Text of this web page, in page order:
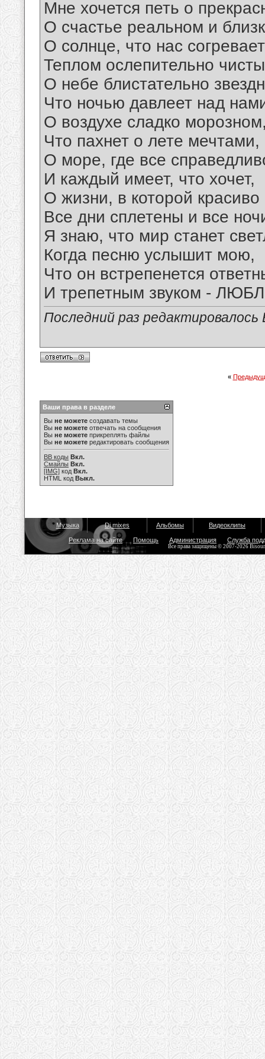
Мне хочется петь о
О счастье реальном и
О солнце, что нас согревает
Теплом ослепительно
О небе блистательно
Что ночью давлеет над
О воздухе сладко
Что пахнет о лете мечтами,
О море, где все
И каждый имеет, что хочет,
О жизни, в которой красиво
Все дни сплетены и все
Я знаю, что мир станет
Когда песню услышит мою,
Что он встрепенется
И трепетным звуком -
Последний раз
«
Ваши права в разделе
Вы не можете создавать темы
Вы не можете отвечать на сообщения
Вы не можете прикреплять файлы
Вы не можете редактировать сообщения
BB коды Вкл.
Смайлы Вкл.
[IMG] код Вкл.
HTML код Выкл.
Музыка Dj mixes Альбомы Видеоклипы
Реклама на сайте Помощь Администрация Служба
Все права защищены © 2007-2026